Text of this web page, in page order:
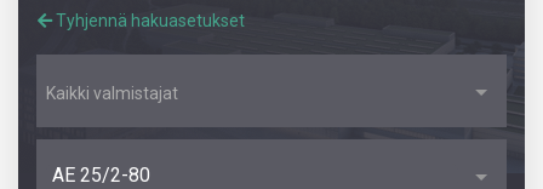
Tyhjennä hakuasetukset
Kaikki valmistajat
AE 25/2-80